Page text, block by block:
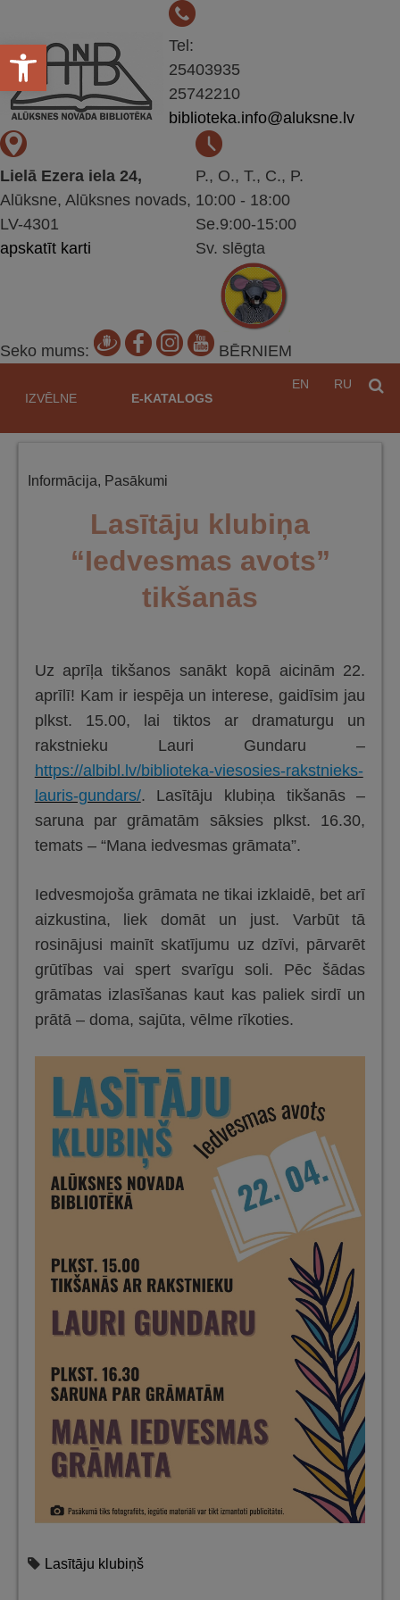
Open toolbar
Tel:
25403935
25742210
biblioteka.info@aluksne.lv
Lielā Ezera iela 24,
Alūksne, Alūksnes novads,
LV-4301
apskatīt karti
P., O., T., C., P.
10:00 - 18:00
Se.9:00-15:00
Sv. slēgta
Seko mums:
BĒRNIEM
IZVĒLNE E-KATALOGS
EN RU
Informācija, Pasākumi
Lasītāju klubiņa
“Iedvesmas avots”
tikšanās
Uz aprīļa tikšanos sanākt kopā aicinām 22.
aprīlī! Kam ir iespēja un interese, gaidīsim jau
plkst. 15.00, lai tiktos ar dramaturgu un
rakstnieku Lauri Gundaru –
https://albibl.lv/biblioteka-viesosies-rakstnieks-
lauris-gundars/. Lasītāju klubiņa tikšanās –
saruna par grāmatām sāksies plkst. 16.30,
temats – “Mana iedvesmas grāmata”.
Iedvesmojoša grāmata ne tikai izklaidē, bet arī
aizkustina, liek domāt un just. Varbūt tā
rosinājusi mainīt skatījumu uz dzīvi, pārvarēt
grūtības vai spert svarīgu soli. Pēc šādas
grāmatas izlasīšanas kaut kas paliek sirdī un
prātā – doma, sajūta, vēlme rīkoties.
Lasītāju klubiņš